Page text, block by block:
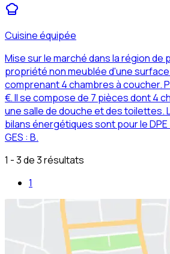
Cuisine équipée
Mise sur le marché dans la région de
propriété non meublée d'une surface
comprenant 4 chambres à coucher.
€. Il se compose de 7 pièces dont 4
une salle de douche et des toilettes.
bilans énergétiques sont pour le DPE
GES : B.
1 - 3 de 3 résultats
1